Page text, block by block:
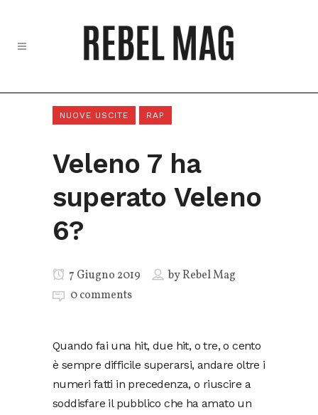
NUOVE USCITE RAP
Veleno 7 ha
superato Veleno
6?
7 Giugno 2019 byRebel Mag
0 comments
Quando fai una hit, due hit, o tre, o cento
è sempre difficile superarsi, andare oltre i
numeri fatti in precedenza, o riuscire a
soddisfare il pubblico che ha amato un